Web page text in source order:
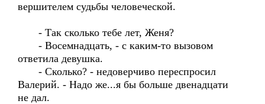
вершителем судьбы человеческой.
- Так сколько тебе лет, Женя?
- Восемнадцать, - с каким-то вызовом
ответила девушка.
- Сколько? - недоверчиво переспросил
Валерий. - Надо же...я бы больше двенадцати
не дал.